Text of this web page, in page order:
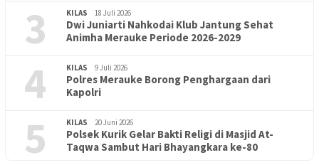
3 KILAS 18 Juli 2026
Dwi Juniarti Nahkodai Klub Jantung Sehat
Animha Merauke Periode 2026-2029
4 KILAS 9 Juli 2026
Polres Merauke Borong Penghargaan dari
Kapolri
5 KILAS 20 Juni 2026
Polsek Kurik Gelar Bakti Religi di Masjid At-
Taqwa Sambut Hari Bhayangkara ke-80
PENDIDIKAN 18 Juni 2026
Lepas Puluhan Peserta Didik, TK Yapis 2 Merauke Siapkan